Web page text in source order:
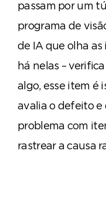
passam por um
programa de
de IA que olha
há nelas –
algo, esse item é
avalia o defeito e
problema com
rastrear a causa